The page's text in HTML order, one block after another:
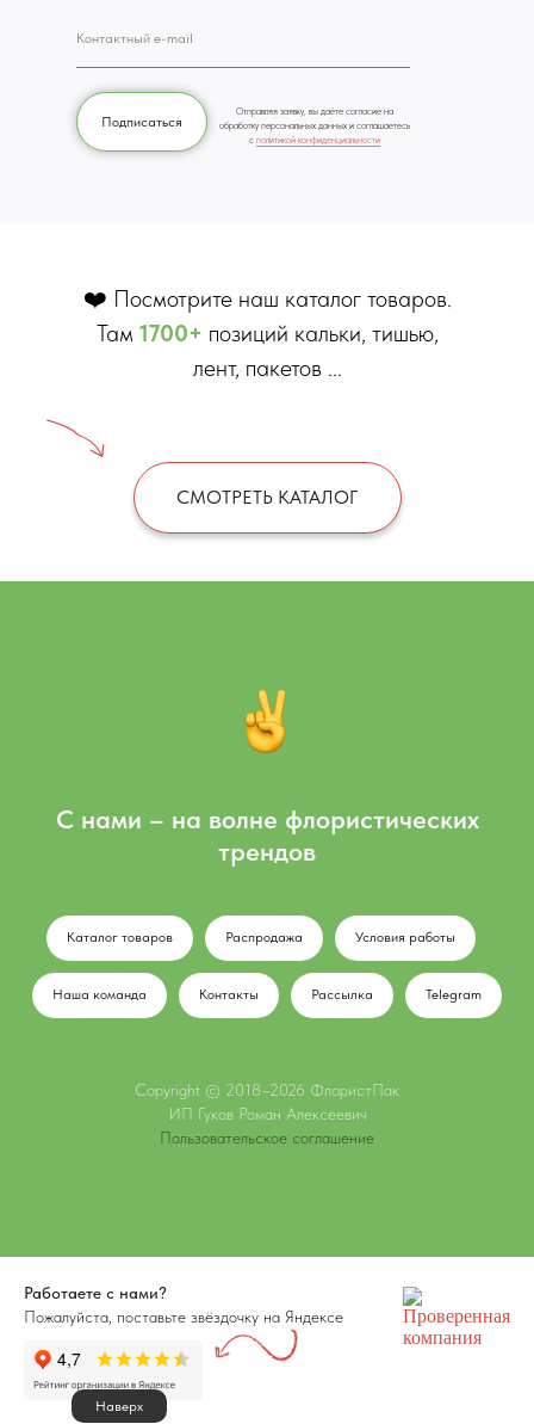
Подписаться
Отправляя заявку, вы даёте согласие на
обработку персональных данных и соглашаетесь
c политикой конфиденциальности
Наверх
СМОТРЕТЬ КАТАЛОГ
❤️ Посмотрите наш каталог товаров.
Там 1700+ позиций кальки, тишью,
лент, пакетов ...
С нами – на волне флористических
трендов
Каталог товаров Распродажа Условия работы
Наша команда Контакты Рассылка Telegram
Copyright © 2018–2026 ФлористПак
ИП Гуков Роман Алексеевич
Пользовательское соглашение
Пожалуйста, поставьте звёздочку на Яндексе
Работаете с нами?